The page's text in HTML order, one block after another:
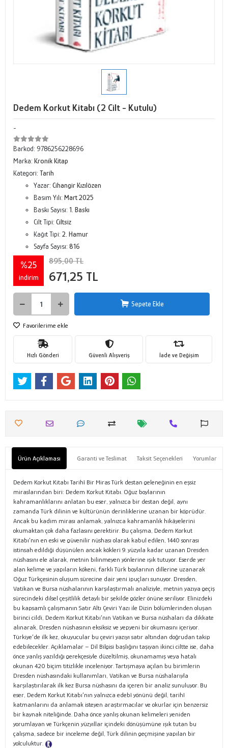
Dedem Korkut Kitabı (2 Cilt - Kutulu)
-
Barkod: 9786256228696
Marka: Kronik Kitap
Kategori: Tarih
Yazar: Cihangir Kızılözen
Basım Yılı: Mart 2025
Baskı Sayısı: 1. Baskı
Cilt Tipi: Ciltsiz
Kağıt Tipi: 2. Hamur
Sayfa Sayısı: 816
%25
indirim
895,00 TL
671,25 TL
Sepete Ekle
Favorilerime ekle
Hızlı Gönderi Güvenli Alışveriş İade ve Değişim
Ürün Açıklaması Garanti ve Teslimat Taksit Seçenekleri Yorumlar
Dedem Korkut Kitabı Tarihî Bir Miras Türk destan geleneğinin en eşsiz
miraslarından biri: Dedem Korkut Kitabı. Oğuz boylarının
kahramanlıklarını anlatan bu eser, yalnızca bir destan değil, aynı
zamanda Türk dilinin ve kültürünün derinliklerine uzanan bir köprüdür.
Ancak bu kadim mirası anlamak, yalnızca kahramanlık hikâyelerini
okumaktan çok daha fazlasını gerektirir. Bu çalışma, Dedem Korkut
Kitabı’nın en eski ve güvenilir nüshası olarak kabul edilen, 1440 sonrası
istinsah edildiği düşünülen ancak kökleri 9. yüzyıla kadar uzanan Dresden
nüshasını ele alarak, metnin bilinmeyen yönlerine ışık tutuyor. Eserde yer
alan kelime ve yapıların kökeni, farklı Türk boylarının dillerine uzanarak
Oğuz Türkçesinin oluşum sürecine dair yeni ipuçları sunuyor. Dresden,
Vatikan ve Bursa nüshalarının karşılaştırmalı analiziyle, metnin yazıya geçiş
sürecindeki dilsel çeşitlilik detaylı bir şekilde gözler önüne seriliyor. Elinizdeki
bu kapsamlı çalışmanın Satır Altı Çeviri Yazı ile Dizin bölümlerinden oluşan
birinci cildi, Dedem Korkut Kitabı’nın Vatikan ve Bursa nüshaları da dikkate
alınarak, Dresden nüshasının eksiksiz ve yepyeni bir okumasını içeriyor.
Türkiye’de ilk kez, okuyucular bu çeviri yazıyı satır altından doğrudan takip
edebilecekler. Açıklamalar – Dil Bilgisi başlığını taşıyan ikinci ciltte ise, daha
önce yanlış yazıldığı gerekçesiyle düzeltilmiş, okunamamış veya hatalı
okunan 420 biçim titizlikle inceleniyor. Tartışmaya açılan bu birimlerin
Dresden nüshasındaki kullanımları, Vatikan ve Bursa nüshalarıyla
karşılaştırılarak ilk kez Bursa nüshasını da içeren bir analiz sunuluyor. Bu
eser, Dedem Korkut Kitabı’nın yalnızca edebî yönünü değil, tarihî
katmanlarını da anlamak isteyen araştırmacılar ve okurlar için benzersiz
bir kaynak niteliğinde. Daha önce yanlış okunan kelimeleri yeniden
yorumlayan ve Türkçenin yüzyıllar içindeki dönüşümüne ışık tutan bu
çalışma, sadece bir inceleme değil, Türk dilinin geçmişine yapılan bir
yolculuktur.